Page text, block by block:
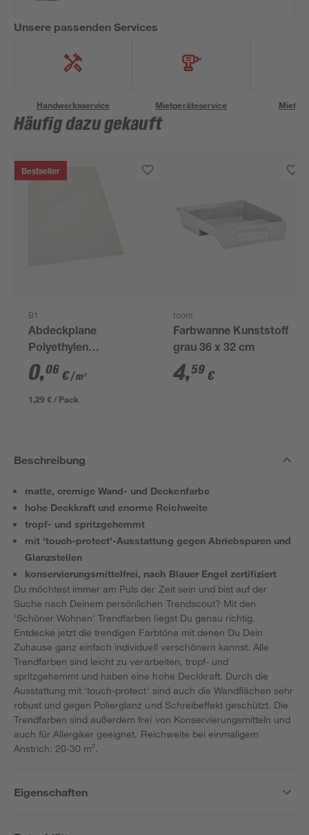
Unsere passenden Services
Handwerksservice Mietgeräteservice
Häufig dazu gekauft
Bestseller
B1
Abdeckplane
Polyethylen
transparent 4 x 5 m
0,06 €/ m²
1,29 € / Pack
toom
Farbwanne Kunststoff
grau 36 x 32 cm
4,59 €
Beschreibung
matte, cremige Wand- und Deckenfarbe
hohe Deckkraft und enorme Reichweite
tropf- und spritzgehemmt
mit 'touch-protect'-Ausstattung gegen Abriebspuren und
Glanzstellen
konservierungsmittelfrei, nach Blauer Engel zertifiziert
Du möchtest immer am Puls der Zeit sein und bist auf der
Suche nach Deinem persönlichen Trendscout? Mit den
'Schöner Wohnen' Trendfarben liegst Du genau richtig.
Entdecke jetzt die trendigen Farbtöne mit denen Du Dein
Zuhause ganz einfach individuell verschönern kannst. Alle
Trendfarben sind leicht zu verarbeiten, tropf- und
spritzgehemmt und haben eine hohe Deckkraft. Durch die
Ausstattung mit 'touch-protect' sind auch die Wandflächen sehr
robust und gegen Polierglanz und Schreibeffekt geschützt. Die
Trendfarben sind außerdem frei von Konservierungsmitteln und
auch für Allergiker geeignet. Reichweite bei einmaligem
Anstrich: 20-30 m².
Eigenschaften